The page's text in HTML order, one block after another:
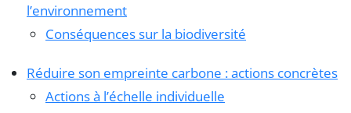
l’environnement
Conséquences sur la biodiversité
Réduire son empreinte carbone : actions concrètes
Actions à l’échelle individuelle